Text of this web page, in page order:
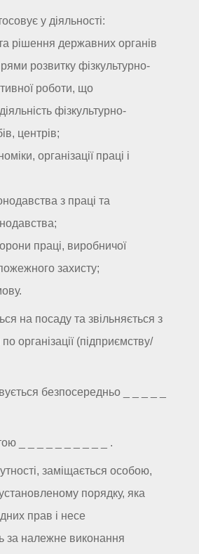
у діяльності:
рішення державних органів
розвитку фізкультурно-
роботи, що
фізкультурно-
центрів;
організації праці і
з праці та
праці, виробничої
захисту;
на посаду та звільняється з
організації (підприємству/
безпосередньо _ _ _ _ _
_ _ _ _ _ _ _ _ _ _ .
заміщається особою,
порядку, яка
прав і несе
за належне виконання